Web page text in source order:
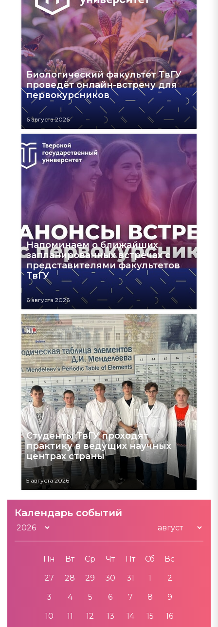
Биологический факультет ТвГУ
проведёт онлайн-встречу для
первокурсников
6 августа 2026
Напоминаем о ближайших
запланированных встречах с
представителями факультетов
ТвГУ
6 августа 2026
Студенты ТвГУ проходят
практику в ведущих научных
центрах страны
5 августа 2026
Календарь событий
Пн Вт Ср Чт Пт Сб Вс
27 28 29 30 31 1 2
3 4 5 6 7 8 9
10 11 12 13 14 15 16